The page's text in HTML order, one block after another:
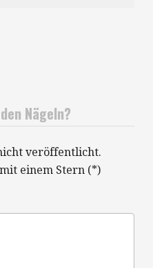
Nägeln?
veröffentlicht.
einem Stern (*)